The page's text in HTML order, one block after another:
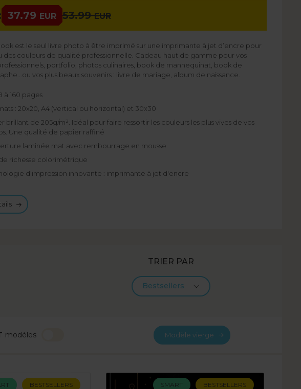
37.79 EUR 53.99EUR
est le seul livre photo à être imprimé sur une imprimante à jet d’encre pour
des couleurs de qualité professionnelle. Cadeau haut de gamme pour vos
portfolio, photos culinaires, book de mannequinat, book de
vos plus beaux souvenirs : livre de mariage, album de naissance.
à 160 pages
: 20x20, A4 (vertical ou horizontal) et 30x30
brillant de 205g/m². Idéal pour faire ressortir les couleurs les plus vives de vos
Une qualité de papier raffiné
laminée mat avec rembourrage en mousse
richesse colorimétrique
d'impression innovante : imprimante à jet d'encre
TRIER PAR
Bestsellers
modèles Modèle vierge
BESTSELLERS SMART BESTSELLERS